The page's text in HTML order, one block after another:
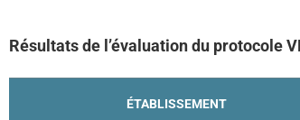
Résultats de l’évaluation du protocole
ÉTABLISSEMENT